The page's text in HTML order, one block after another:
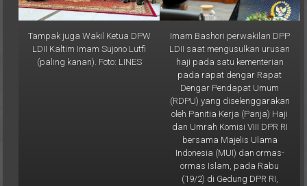
Tampak juga Wakil Ketua DPW
LDII Kaltim Imam Sujono Lutfi
(paling kanan). Foto: LINES
Imam Bashori perwakilan DPP
LDII saat mengusulkan urusan
haji pada satu kementerian
pada rapat dengar Rapat
Dengar Pendapat Umum
(RDPU) yang diselenggarakan
oleh Panitia Kerja (Panja) Haji
dan Umrah Komisi VIII DPR RI
bersama Majelis Ulama
Indonesia (MUI) dan ormas-
ormas Islam, pada Rabu
(19/2) di Gedung DPR RI,